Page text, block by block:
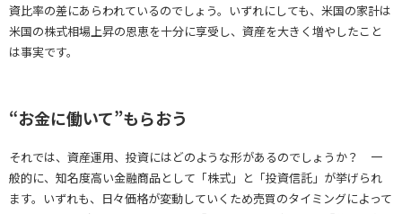
資比率の差にあらわれているのでしょう。いずれにしても、米国の家計は
米国の株式相場上昇の恩恵を十分に享受し、資産を大きく増やしたこと
は事実です。
“お金に働いて”もらおう
それでは、資産運用、投資にはどのような形があるのでしょうか？ 一
般的に、知名度高い金融商品として「株式」と「投資信託」が挙げられ
ます。いずれも、日々価格が変動していくため売買のタイミングによって